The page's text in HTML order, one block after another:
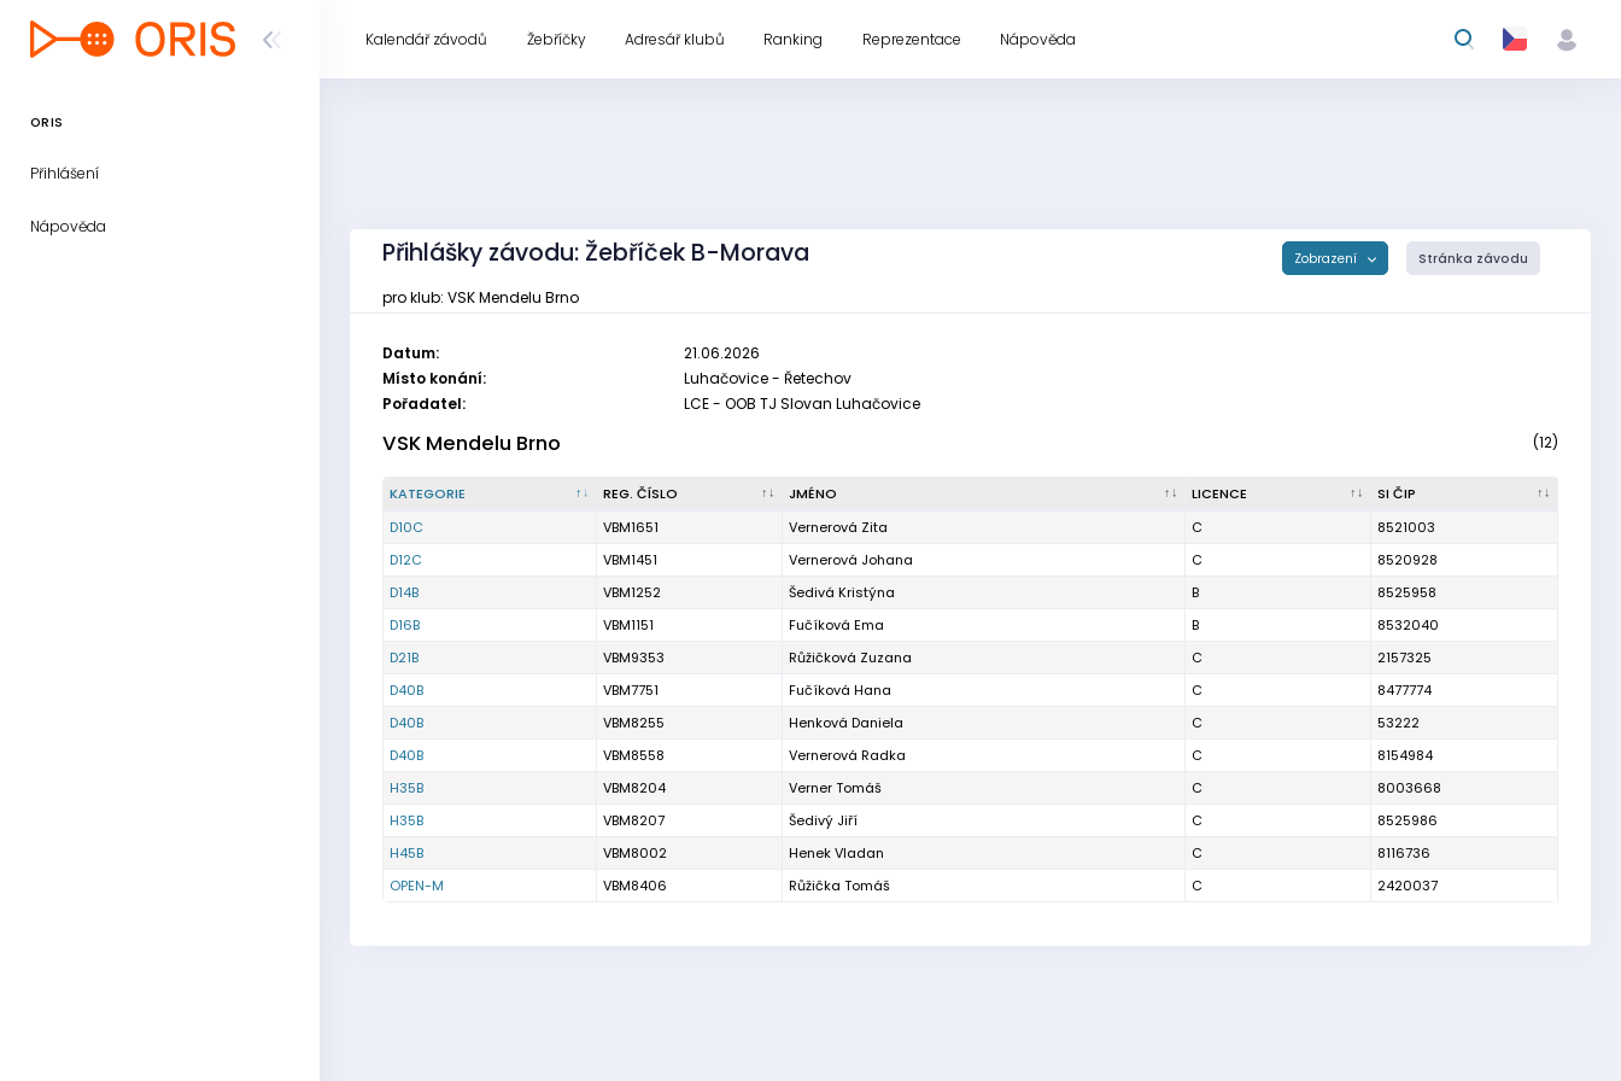
ORIS
Přihlášení
Nápověda
Kalendář závodů Žebříčky Adresář klubů Ranking Reprezentace Nápověda
Přihlášky závodu: Žebříček B-Morava Zobrazení Stránka závodu
pro klub: VSK Mendelu Brno
Datum:
21.06.2026
Místo konání:
Luhačovice - Řetechov
Pořadatel:
LCE - OOB TJ Slovan Luhačovice
VSK Mendelu Brno (12)
KATEGORIE REG. ČÍSLO JMÉNO LICENCE
SI ČIP
D10C
VBM1651 Vernerová Zita C
8521003
D12C
VBM1451 Vernerová Johana C
8520928
D14B
VBM1252 Šedivá Kristýna B
8525958
D16B
VBM1151 Fučíková Ema B
8532040
D21B
VBM9353 Růžičková Zuzana C
2157325
D40B
VBM7751 Fučíková Hana C
8477774
D40B
VBM8255 Henková Daniela C
53222
D40B
VBM8558 Vernerová Radka C
8154984
H35B
VBM8204 Verner Tomáš C
8003668
H35B
VBM8207 Šedivý Jiří C
8525986
H45B
VBM8002 Henek Vladan C
8116736
OPEN-M
VBM8406 Růžička Tomáš C 2420037